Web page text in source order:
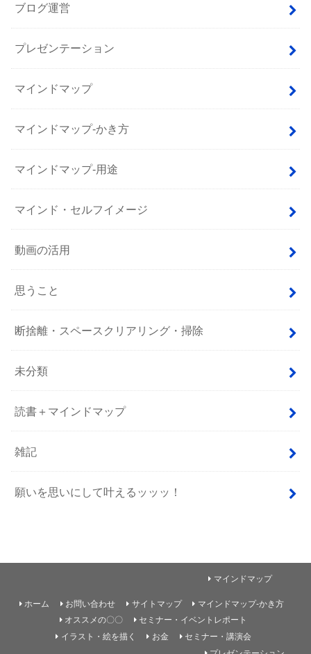
ブログ運営
プレゼンテーション
マインドマップ
マインドマップ-かき方
マインドマップ-用途
マインド・セルフイメージ
動画の活用
思うこと
断捨離・スペースクリアリング・掃除
未分類
読書＋マインドマップ
雑記
願いを思いにして叶えるッッッ！
ホーム お問い合わせ サイトマップ
マインドマップ
マインドマップ-かき方
オススメの〇〇
セミナー・イベントレポート
イラスト・絵を描く
お金
セミナー・講演会